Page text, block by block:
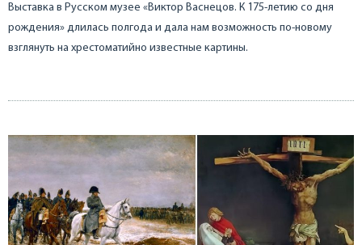
Выставка в Русском музее «Виктор Васнецов. К 175-летию со дня
рождения» длилась полгода и дала нам возможность по-новому
взглянуть на хрестоматийно известные картины.